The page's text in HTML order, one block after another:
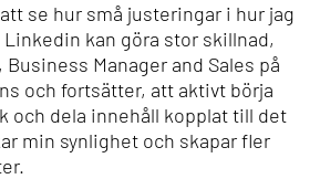
se hur små justeringar i hur jag
kan göra stor skillnad,
, Business Manager and Sales på
och fortsätter, att aktivt börja
och dela innehåll kopplat till det
min synlighet och skapar fler